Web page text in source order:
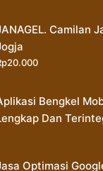
Camilan
20.000
Bengkel
Dan
Optimasi